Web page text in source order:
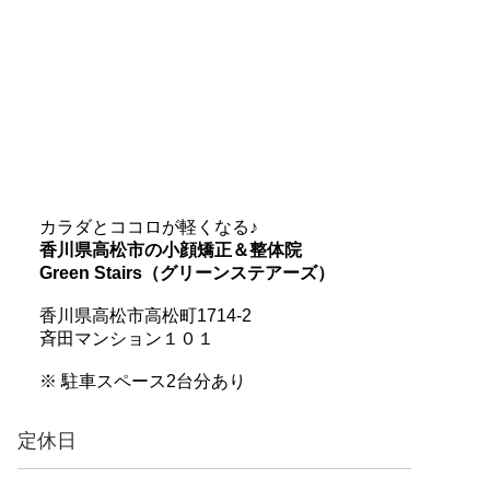
カラダとココロが軽くなる♪
香川県高松市の小顔矯正＆整体院
Green Stairs（グリーンステアーズ）
香川県高松市高松町1714-2
斉田マンション１０１
※ 駐車スペース2台分あり
定休日